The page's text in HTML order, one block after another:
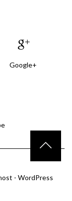
Google+
- WordPress